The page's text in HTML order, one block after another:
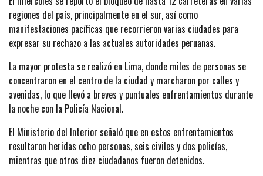
regiones del país, principalmente en el sur, así como
manifestaciones pacíficas que recorrieron varias ciudades para
expresar su rechazo a las actuales autoridades peruanas.
La mayor protesta se realizó en Lima, donde miles de personas se
concentraron en el centro de la ciudad y marcharon por calles y
avenidas, lo que llevó a breves y puntuales enfrentamientos durante
la noche con la Policía Nacional.
El Ministerio del Interior señaló que en estos enfrentamientos
resultaron heridas ocho personas, seis civiles y dos policías,
mientras que otros diez ciudadanos fueron detenidos.